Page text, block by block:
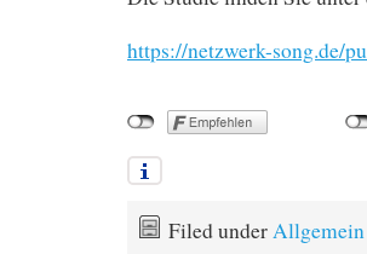
https://netzwerk-song.de/
Filed underAllgemein